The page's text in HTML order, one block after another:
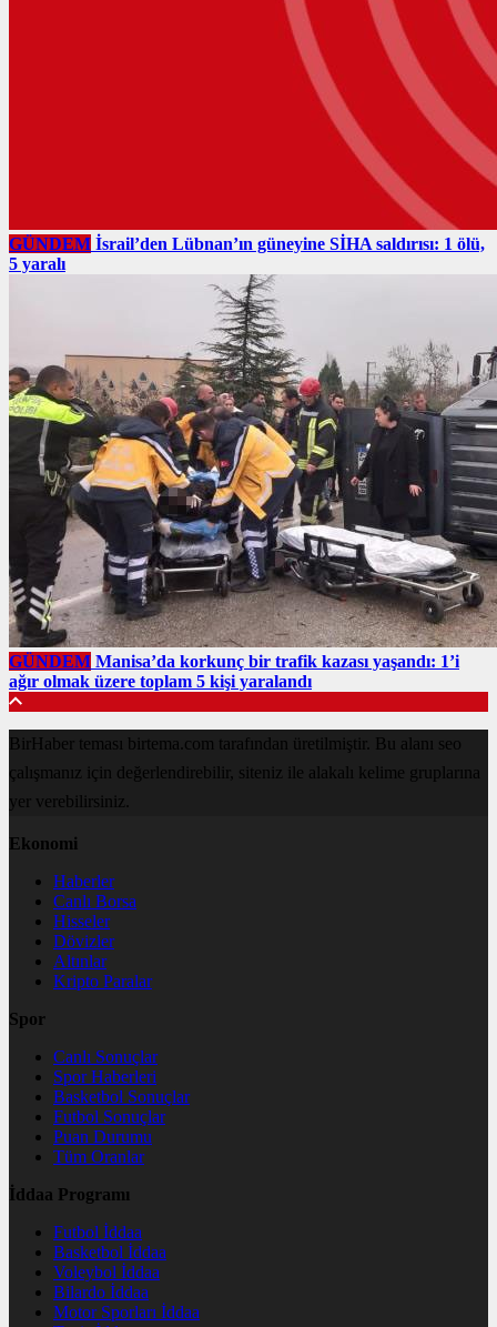
GÜNDEM İsrail’den Lübnan’ın güneyine SİHA saldırısı: 1 ölü,
5 yaralı
GÜNDEM Manisa’da korkunç bir trafik kazası yaşandı: 1’i
ağır olmak üzere toplam 5 kişi yaralandı
BirHaber teması birtema.com tarafından üretilmiştir. Bu alanı seo
çalışmanız için değerlendirebilir, siteniz ile alakalı kelime gruplarına
yer verebilirsiniz.
Ekonomi
Haberler
Canlı Borsa
Hisseler
Dövizler
Altınlar
Kripto Paralar
Spor
Canlı Sonuçlar
Spor Haberleri
Basketbol Sonuçlar
Futbol Sonuçlar
Puan Durumu
Tüm Oranlar
İddaa Programı
Futbol İddaa
Basketbol İddaa
Voleybol İddaa
Bilardo İddaa
Motor Sporları İddaa